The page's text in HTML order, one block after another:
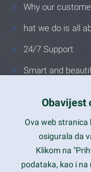
Why our
hat we do is all
24/7 Support
Smart and
Latest trends
Obavijest
Ova web stranica
osigurala da
Klikom na
podataka, kao i